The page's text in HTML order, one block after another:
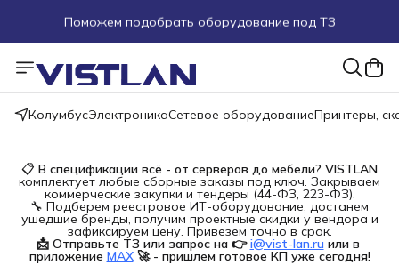
Поможем подобрать оборудование под ТЗ
Пуско-наладочные работы
Пришлите запрос на e-mail или в чат
КолумбусЭлектроникаСетевое оборудованиеПринтеры,
📋 В спецификации всё - от серверов до мебели? VISTLAN
комплектует любые сборные заказы под ключ. Закрываем
коммерческие закупки и тендеры (44-ФЗ, 223-ФЗ).
🔧 Подберем реестровое ИТ-оборудование, достанем
ушедшие бренды, получим проектные скидки у вендора и
зафиксируем цену. Привезем точно в срок.
📩 Отправьте ТЗ или запрос на 👉 i@vist-lan.ru или в
приложение MAX 🚀 - пришлем готовое КП уже сегодня!